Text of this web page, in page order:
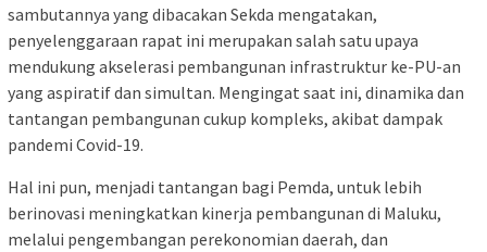
sambutannya yang dibacakan Sekda mengatakan,
penyelenggaraan rapat ini merupakan salah satu upaya
mendukung akselerasi pembangunan infrastruktur ke-PU-an
yang aspiratif dan simultan. Mengingat saat ini, dinamika dan
tantangan pembangunan cukup kompleks, akibat dampak
pandemi Covid-19.
Hal ini pun, menjadi tantangan bagi Pemda, untuk lebih
berinovasi meningkatkan kinerja pembangunan di Maluku,
melalui pengembangan perekonomian daerah, dan